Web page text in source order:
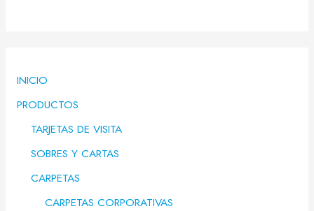
INICIO
PRODUCTOS
TARJETAS DE VISITA
SOBRES Y CARTAS
CARPETAS
CARPETAS CORPORATIVAS